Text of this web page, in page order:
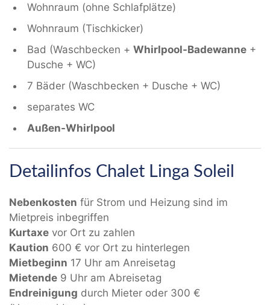
Wohnraum (ohne Schlafplätze)
Wohnraum (Tischkicker)
Bad (Waschbecken + Whirlpool-Badewanne +
Dusche + WC)
7 Bäder (Waschbecken + Dusche + WC)
separates WC
Außen-Whirlpool
Detailinfos Chalet Linga Soleil
Nebenkosten für Strom und Heizung sind im
Mietpreis inbegriffen
Kurtaxe vor Ort zu zahlen
Kaution 600 € vor Ort zu hinterlegen
Mietbeginn 17 Uhr am Anreisetag
Mietende 9 Uhr am Abreisetag
Endreinigung durch Mieter oder 300 €